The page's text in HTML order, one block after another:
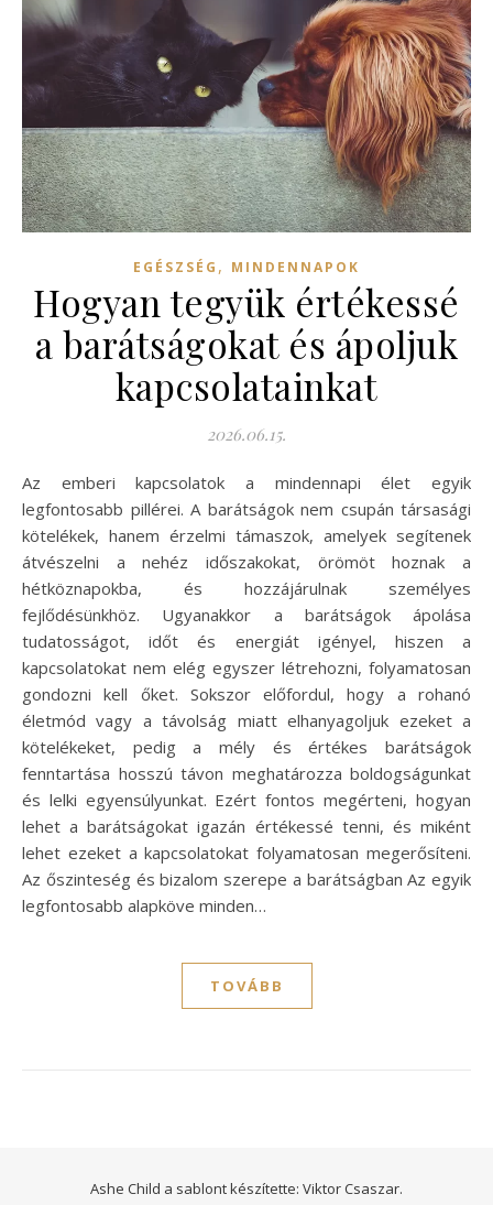
EGÉSZSÉG , MINDENNAPOK
Hogyan tegyük értékessé
a barátságokat és ápoljuk
kapcsolatainkat
2026.06.15.
Az emberi kapcsolatok a mindennapi élet egyik
legfontosabb pillérei. A barátságok nem csupán társasági
kötelékek, hanem érzelmi támaszok, amelyek segítenek
átvészelni a nehéz időszakokat, örömöt hoznak a
hétköznapokba, és hozzájárulnak személyes
fejlődésünkhöz. Ugyanakkor a barátságok ápolása
tudatosságot, időt és energiát igényel, hiszen a
kapcsolatokat nem elég egyszer létrehozni, folyamatosan
gondozni kell őket. Sokszor előfordul, hogy a rohanó
életmód vagy a távolság miatt elhanyagoljuk ezeket a
kötelékeket, pedig a mély és értékes barátságok
fenntartása hosszú távon meghatározza boldogságunkat
és lelki egyensúlyunkat. Ezért fontos megérteni, hogyan
lehet a barátságokat igazán értékessé tenni, és miként
lehet ezeket a kapcsolatokat folyamatosan megerősíteni.
Az őszinteség és bizalom szerepe a barátságban Az egyik
legfontosabb alapköve minden…
TOVÁBB
Ashe Child a sablont készítette: Viktor Csaszar.